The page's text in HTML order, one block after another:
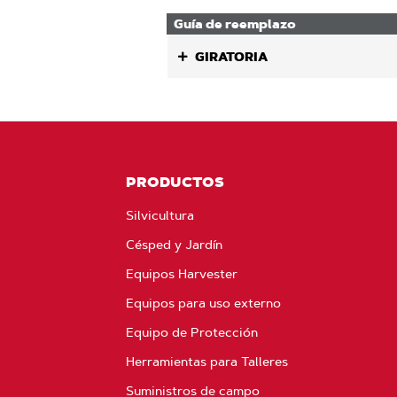
Guía de reemplazo
GIRATORIA
PRODUCTOS
Silvicultura
Césped y Jardín
Equipos Harvester
Equipos para uso externo
Equipo de Protección
Herramientas para Talleres
Suministros de campo